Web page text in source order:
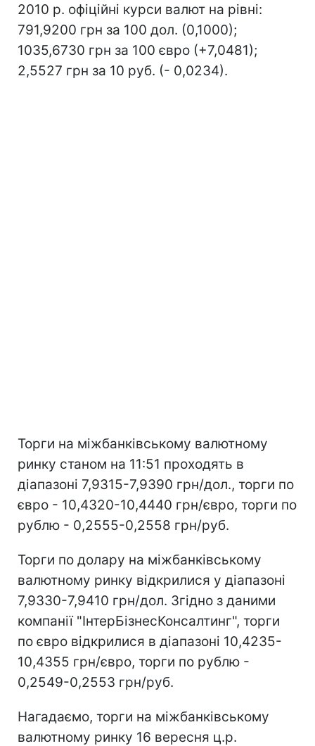
2010 р. офіційні курси валют на рівні:
791,9200 грн за 100 дол. (0,1000);
1035,6730 грн за 100 євро (+7,0481);
2,5527 грн за 10 руб. (- 0,0234).
Торги на міжбанківському валютному
ринку станом на 11:51 проходять в
діапазоні 7,9315-7,9390 грн/дол., торги по
євро - 10,4320-10,4440 грн/євро, торги по
рублю - 0,2555-0,2558 грн/руб.
Торги по долару на міжбанківському
валютному ринку відкрилися у діапазоні
7,9330-7,9410 грн/дол. Згідно з даними
компанії "ІнтерБізнесКонсалтинг", торги
по євро відкрилися в діапазоні 10,4235-
10,4355 грн/євро, торги по рублю -
0,2549-0,2553 грн/руб.
Нагадаємо, торги на міжбанківському
валютному ринку 16 вересня ц.р.